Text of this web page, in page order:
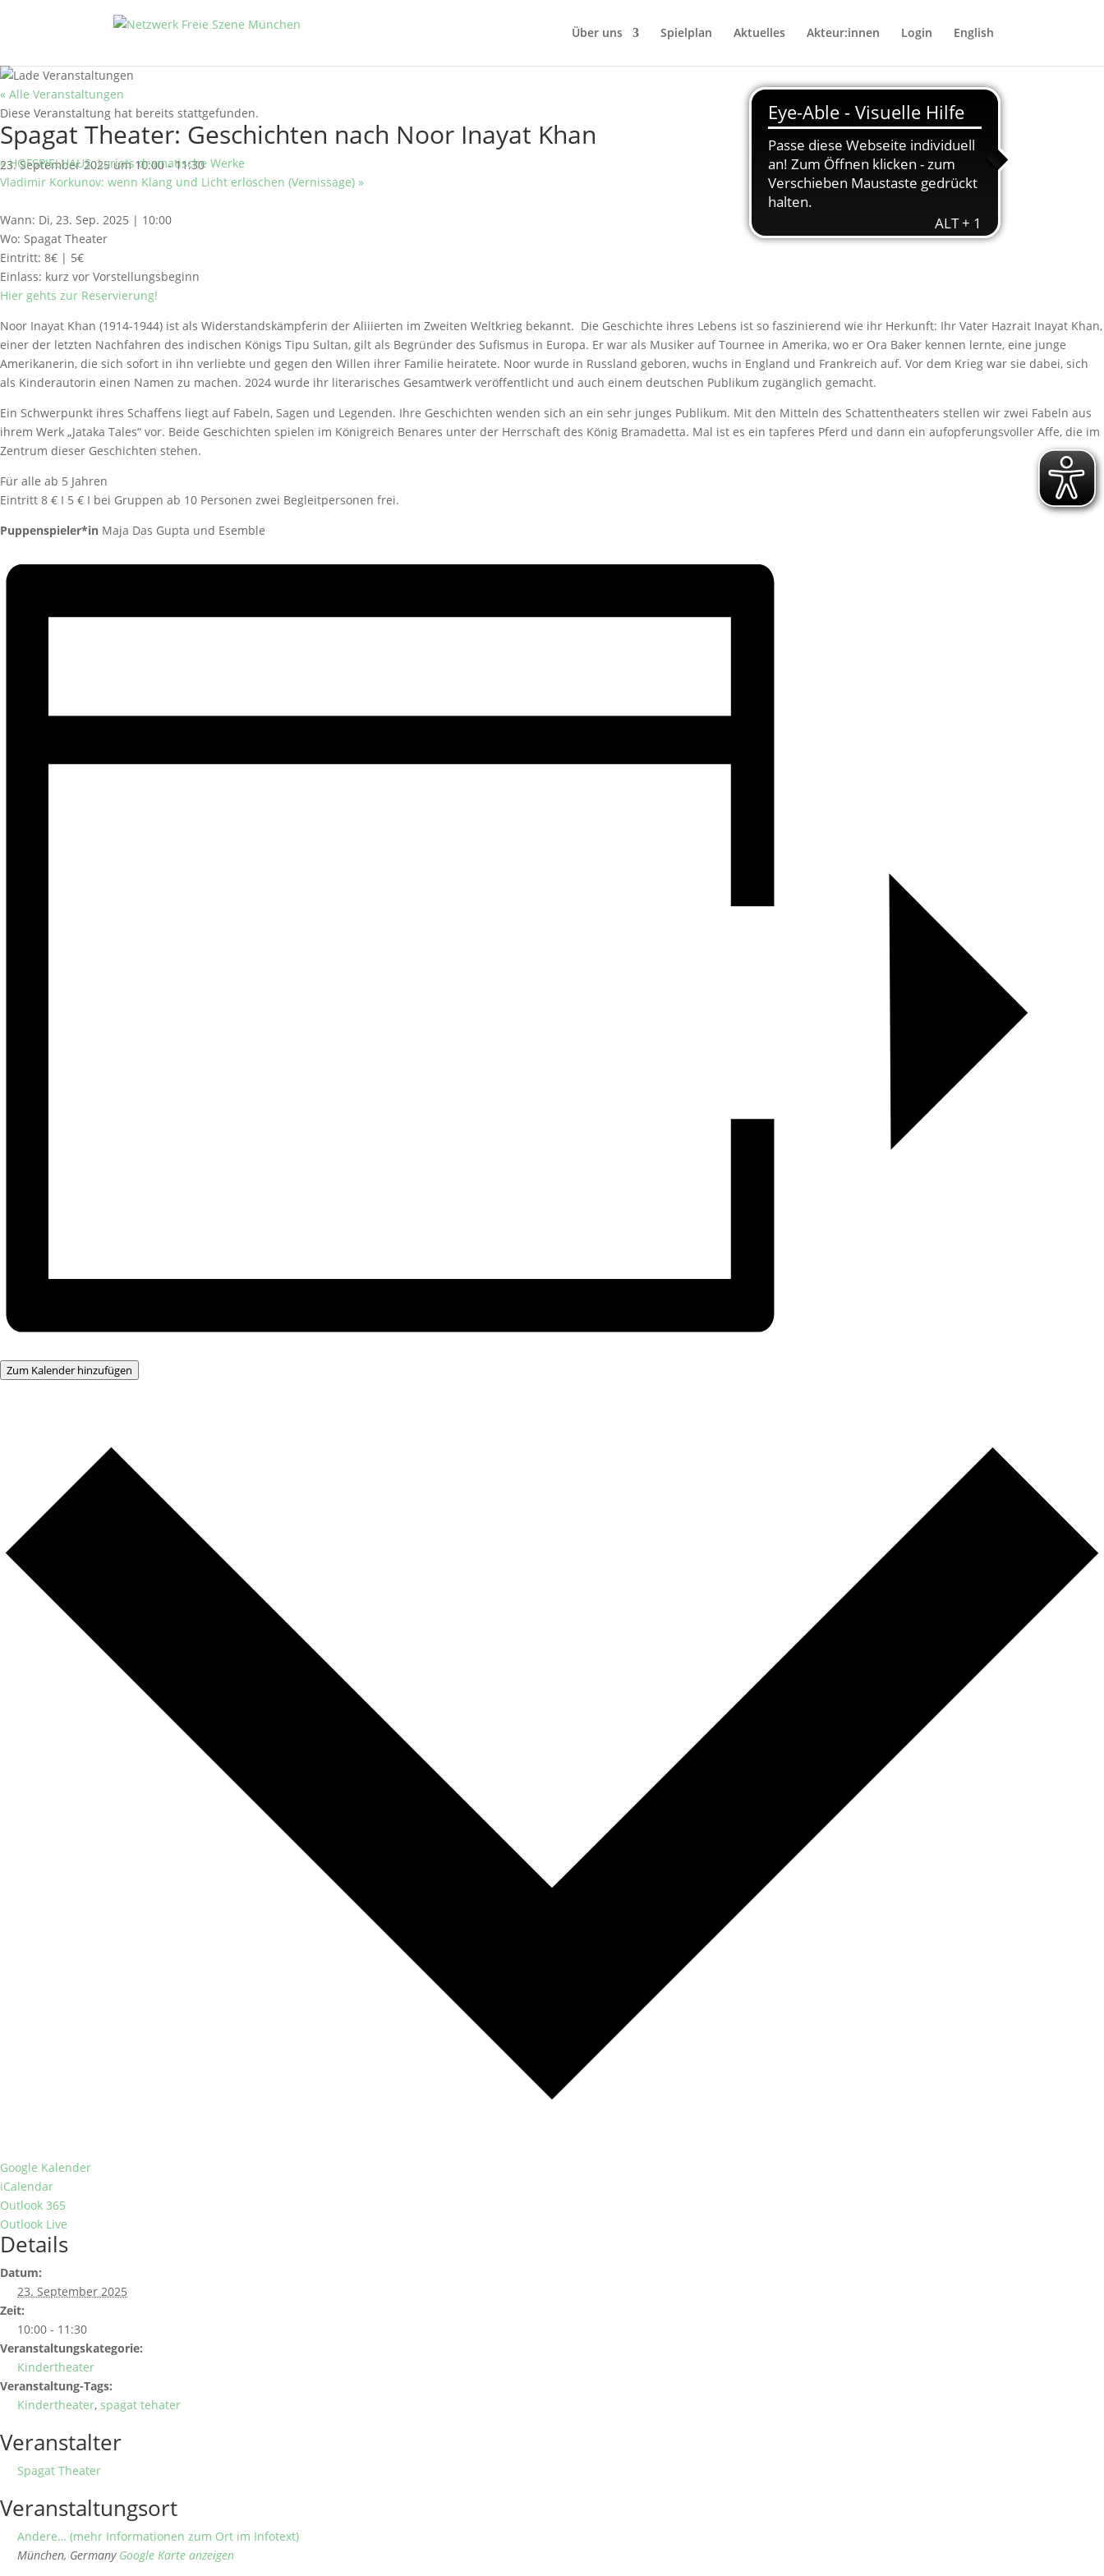
Über uns Spielplan Aktuelles Akteur:innen Login English
« Alle Veranstaltungen
Diese Veranstaltung hat bereits stattgefunden.
Spagat Theater: Geschichten nach Noor Inayat Khan
23. September 2025 um 10:00-11:30
«HOFSPIELHAUS: Loriots dramatische Werke
Vladimir Korkunov: wenn Klang und Licht erlöschen (Vernissage) »
Wann: Di, 23. Sep. 2025 | 10:00
Wo: Spagat Theater
Eintritt: 8€ | 5€
Einlass: kurz vor Vorstellungsbeginn
Hier gehts zur Reservierung!
Noor Inayat Khan (1914-1944) ist als Widerstandskämpferin der Aliiierten im Zweiten Weltkrieg bekannt. Die Geschichte ihres Lebens ist so faszinierend wie ihr Herkunft: Ihr Vater Hazrait Inayat Khan,
einer der letzten Nachfahren des indischen Königs Tipu Sultan, gilt als Begründer des Sufismus in Europa. Er war als Musiker auf Tournee in Amerika, wo er Ora Baker kennen lernte, eine junge
Amerikanerin, die sich sofort in ihn verliebte und gegen den Willen ihrer Familie heiratete. Noor wurde in Russland geboren, wuchs in England und Frankreich auf. Vor dem Krieg war sie dabei, sich
als Kinderautorin einen Namen zu machen. 2024 wurde ihr literarisches Gesamtwerk veröffentlicht und auch einem deutschen Publikum zugänglich gemacht.
Ein Schwerpunkt ihres Schaffens liegt auf Fabeln, Sagen und Legenden. Ihre Geschichten wenden sich an ein sehr junges Publikum. Mit den Mitteln des Schattentheaters stellen wir zwei Fabeln aus
ihrem Werk „Jataka Tales“ vor. Beide Geschichten spielen im Königreich Benares unter der Herrschaft des König Bramadetta. Mal ist es ein tapferes Pferd und dann ein aufopferungsvoller Affe, die im
Zentrum dieser Geschichten stehen.
Für alle ab 5 Jahren
Eintritt 8 € I 5 € I bei Gruppen ab 10 Personen zwei Begleitpersonen frei.
Puppenspieler*in Maja Das Gupta und Esemble
Zum Kalender hinzufügen
Google Kalender
iCalendar
Outlook 365
Outlook Live
Details
Datum:
23. September 2025
Zeit:
10:00 - 11:30
Veranstaltungskategorie:
Kindertheater
Veranstaltung-Tags:
Kindertheater, spagat tehater
Veranstalter
Spagat Theater
Veranstaltungsort
Andere… (mehr Informationen zum Ort im Infotext)
München, Germany Google Karte anzeigen